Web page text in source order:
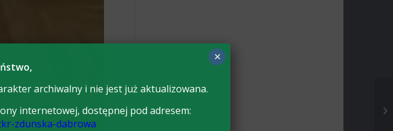
archiwalny i nie jest już aktualizowana.
internetowej, dostępnej pod adresem:
zdunska-dabrowa
×